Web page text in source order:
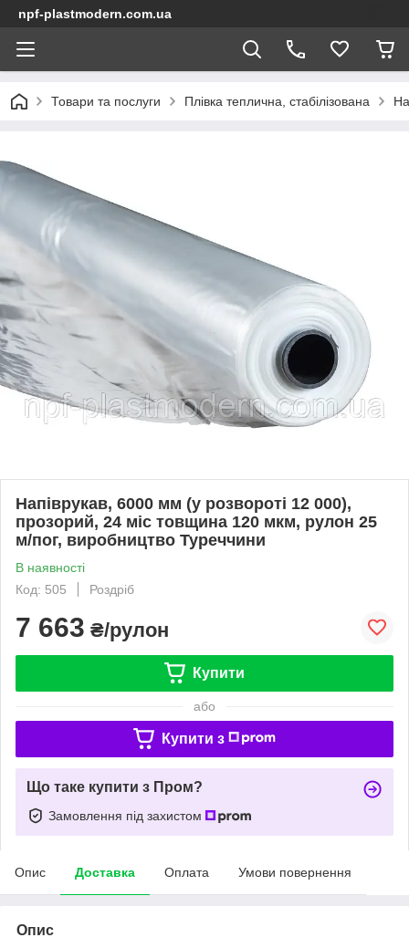
npf-plastmodern.com.ua
Товари та послуги Плівка теплична, стабілізована
Напіврукав, 6000 мм (у розвороті 12 000),
прозорий, 24 міс товщина 120 мкм, рулон 25
м/пог, виробництво Туреччини
В наявності
Код: 505
Роздріб
7 663 ₴/рулон
Купити
або
Купити з
Що таке купити з Пром?
Замовлення під захистом
Опис Доставка Оплата Умови повернення
Опис